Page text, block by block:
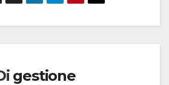
gestione